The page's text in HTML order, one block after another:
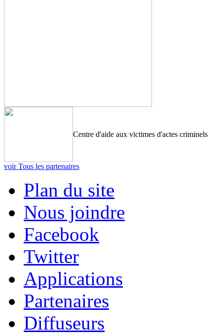
Centre d'aide aux victimes d'actes criminels
voir Tous les partenaires
Plan du site
Nous joindre
Facebook
Twitter
Applications
Partenaires
Diffuseurs